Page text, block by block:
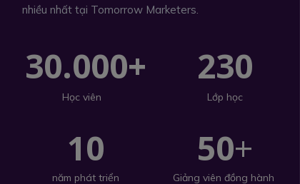
nhiều nhất tại Tomorrow Marketers.
230
Lớp học
10
năm phát triển
50+
Giảng viên đồng hành
30.000+
Học viên